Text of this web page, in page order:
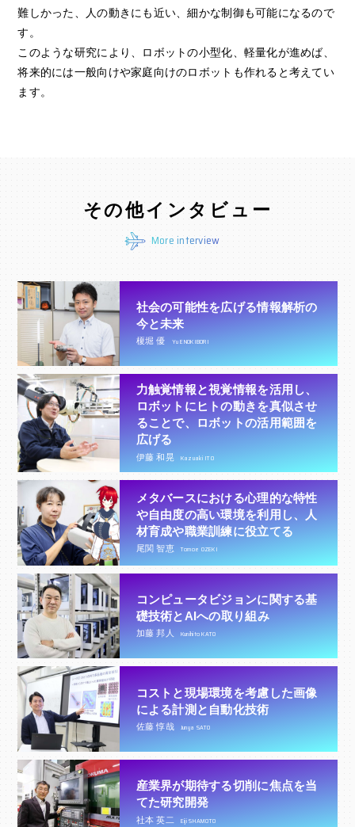
難しかった、人の動きにも近い、細かな制御も可能になるので
す。
このような研究により、ロボットの小型化、軽量化が進めば、
将来的には一般向けや家庭向けのロボットも作れると考えてい
ます。
その他インタビュー
More interview
社会の可能性を広げる情報解析の
今と未来
榎堀 優 Yu ENOKIBORI
力触覚情報と視覚情報を活用し、
ロボットにヒトの動きを真似させ
ることで、ロボットの活用範囲を
広げる
伊藤 和晃 Kazuaki ITO
メタバースにおける心理的な特性
や自由度の高い環境を利用し、人
材育成や職業訓練に役立てる
尾関 智恵 Tomoe OZEKI
コンピュータビジョンに関する基
礎技術とAIへの取り組み
加藤 邦人 Kunihito KATO
コストと現場環境を考慮した画像
による計測と自動化技術
佐藤 惇哉 Junya SATO
産業界が期待する切削に焦点を当
てた研究開発
社本 英二 Eiji SHAMOTO